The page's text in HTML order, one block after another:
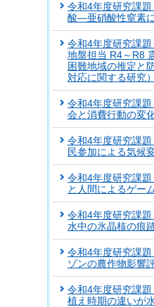
令和4年度研究課
酸―亜硝酸性窒素
令和4年度研究課題
地盤担当 R4～R8
困難地域の推定と
対応に関する研究）
令和4年度研究課
会と消費行動の変化
令和4年度研究課
民参加による気候
令和4年度研究課
と人間によるゲー
令和4年度研究課
水中の氷晶核の痕
令和4年度研究課
ゾンの農作物影響
令和4年度研究課
植え時期の違いが